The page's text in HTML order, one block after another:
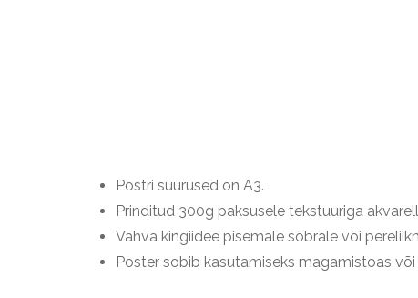
Postri suurused on A3.
Prinditud 300g paksusele tekstuuriga
Vahva kingiidee pisemale sõbrale või
Poster sobib kasutamiseks magamistoas